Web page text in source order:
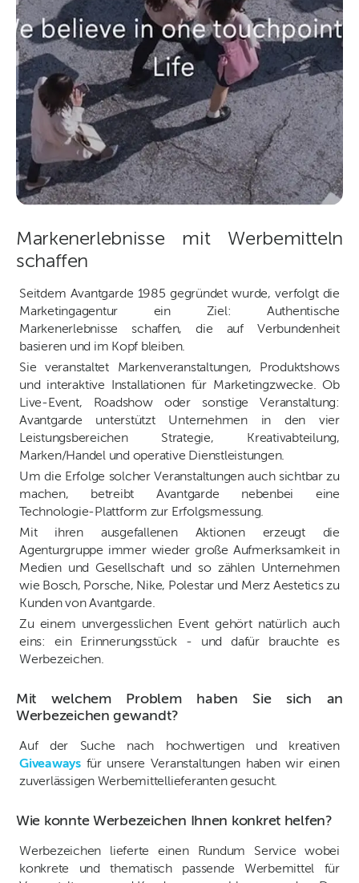
Markenerlebnisse mit Werbemitteln
schaffen
Seitdem Avantgarde 1985 gegründet wurde, verfolgt die
Marketingagentur ein Ziel: Authentische
Markenerlebnisse schaffen, die auf Verbundenheit
basieren und im Kopf bleiben.
Sie veranstaltet Markenveranstaltungen, Produktshows
und interaktive Installationen für Marketingzwecke. Ob
Live-Event, Roadshow oder sonstige Veranstaltung:
Avantgarde unterstützt Unternehmen in den vier
Leistungsbereichen Strategie, Kreativabteilung,
Marken/Handel und operative Dienstleistungen.
Um die Erfolge solcher Veranstaltungen auch sichtbar zu
machen, betreibt Avantgarde nebenbei eine
Technologie-Plattform zur Erfolgsmessung.
Mit ihren ausgefallenen Aktionen erzeugt die
Agenturgruppe immer wieder große Aufmerksamkeit in
Medien und Gesellschaft und so zählen Unternehmen
wie Bosch, Porsche, Nike, Polestar und Merz Aestetics zu
Kunden von Avantgarde.
Zu einem unvergesslichen Event gehört natürlich auch
eins: ein Erinnerungsstück - und dafür brauchte es
Werbezeichen.
Mit welchem Problem haben Sie sich an
Werbezeichen gewandt?
Auf der Suche nach hochwertigen und kreativen
Giveaways für unsere Veranstaltungen haben wir einen
zuverlässigen Werbemittellieferanten gesucht.
Wie konnte Werbezeichen Ihnen konkret helfen?
Werbezeichen lieferte einen Rundum Service wobei
konkrete und thematisch passende Werbemittel für